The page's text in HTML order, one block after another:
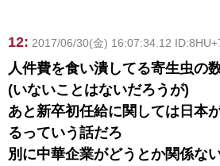
12: 2017/06/30(金) 16:07:34.12
人件費を食い潰してる寄生虫の
(いないことはないだろうが)
あと新卒初任給に関しては日本
るっていう話だろ
別に中華企業がどうとか関係な